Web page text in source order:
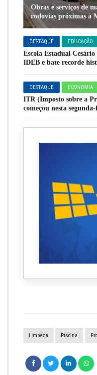
Obras e serviços de
rodovias próximas a
DESTAQUE EDUCAÇÃO
Escola Estadual
IDEB e bate recorde
DESTAQUE ECONOMIA
ITR (Imposto sobre a
começou nesta
Limpeza Piscina